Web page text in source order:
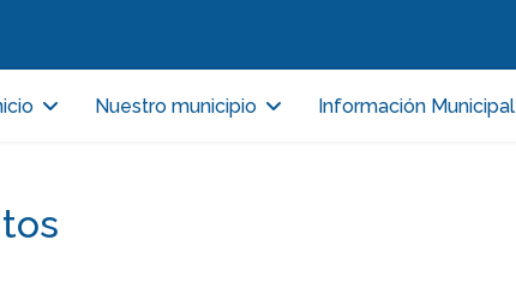
Nuestro municipio Información Municipal